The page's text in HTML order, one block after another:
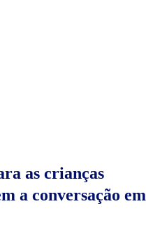
as crianças
a conversação em